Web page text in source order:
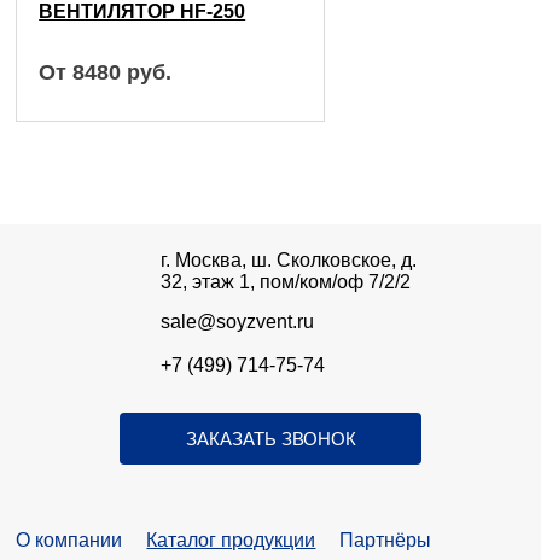
ВЕНТИЛЯТОР HF-250
От 8480 руб.
г. Москва, ш. Сколковское, д.
32, этаж 1, пом/ком/оф 7/2/2
sale@soyzvent.ru
+7 (499) 714-75-74
ЗАКАЗАТЬ ЗВОНОК
О компании Каталог продукции Партнёры